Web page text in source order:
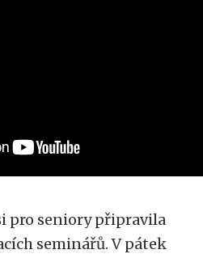
pro seniory připravila
seminářů. V pátek